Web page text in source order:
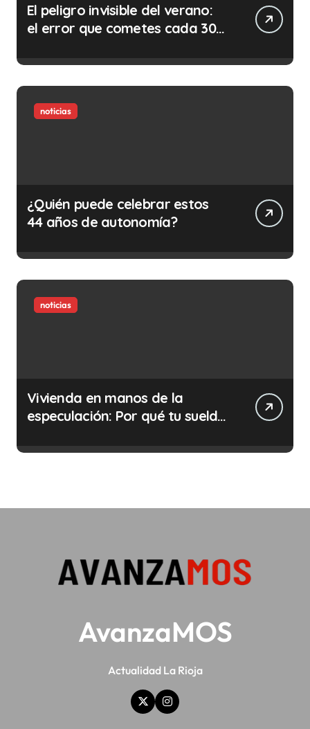
El peligro invisible del verano:
el error que cometes cada 30
ilegalidad que te puede costar
la vida)
noticias
¿Quién puede celebrar estos
44 años de autonomía?
noticias
Vivienda en manos de la
especulación: Por qué tu sueldo
AvanzaMOS
Actualidad La Rioja